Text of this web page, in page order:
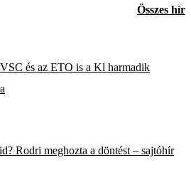
Összes hír
és az ETO is a Kl harmadik
Rodri meghozta a döntést – sajtóhír